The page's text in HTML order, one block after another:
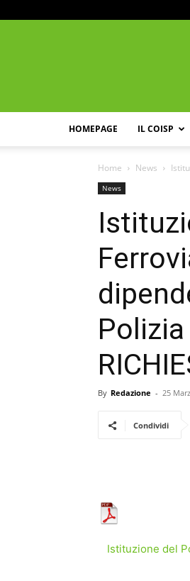
HOMEPAGE IL COISP
Home News
News
By Redazione - 25
Condividi
Istituzione del